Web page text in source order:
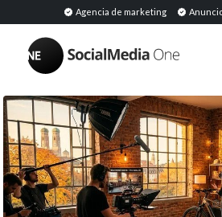
Agencia de marketing